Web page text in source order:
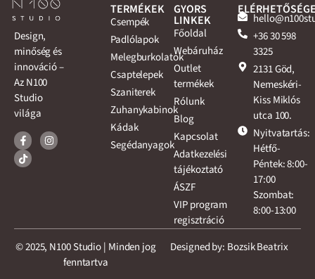
Design,
minőség és
innováció –
Az N100
Studio
világa
TERMÉKEK
Csempék
Padlólapok
Melegburkolatok
Csaptelepek
Szaniterek
Zuhanykabinok
Kádak
Segédanyagok
GYORS
LINKEK
Főoldal
Webáruház
Outlet
termékek
Rólunk
Blog
Kapcsolat
Adatkezelési
tájékoztató
ÁSZF
VIP program
regisztráció
+36 30 598
3325
2131 Göd,
Nemeskéri-
Kiss Miklós
utca 100.
Nyitvatartás:
Hétfő-
Péntek: 8:00-
17:00
Szombat:
8:00-13:00
© 2025, N100 Studio | Minden jog
fenntartva
Designed by: Bozsik Beatrix